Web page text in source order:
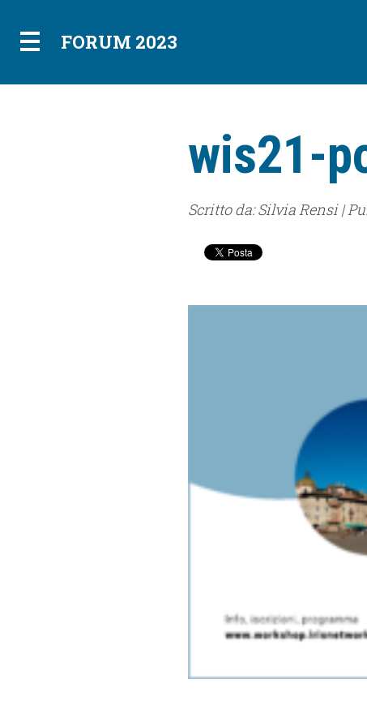
FORUM 2023
wis21-
Scritto da: Silvia Rensi |